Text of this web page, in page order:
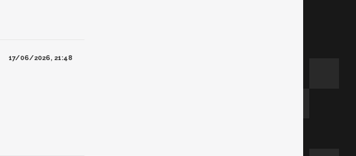
17/06/2026, 21:48